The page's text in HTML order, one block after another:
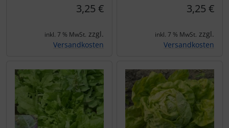
3,25 €
inkl. 7 % MwSt. zzgl.
Versandkosten
3,25 €
inkl. 7 % MwSt. zzgl.
Versandkosten